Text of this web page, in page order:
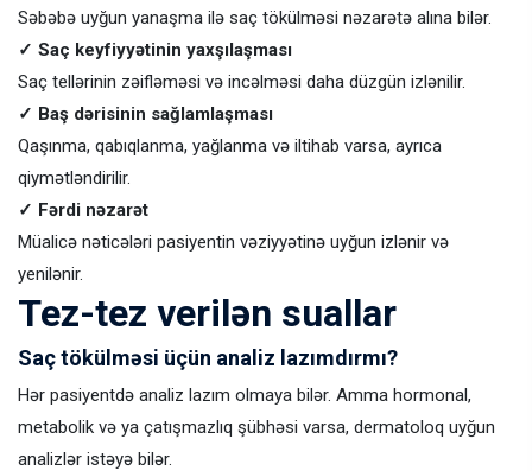
Səbəbə uyğun yanaşma ilə saç tökülməsi nəzarətə alına bilər.
✓ Saç keyfiyyətinin yaxşılaşması
Saç tellərinin zəifləməsi və incəlməsi daha düzgün izlənilir.
✓ Baş dərisinin sağlamlaşması
Qaşınma, qabıqlanma, yağlanma və iltihab varsa, ayrıca
qiymətləndirilir.
✓ Fərdi nəzarət
Müalicə nəticələri pasiyentin vəziyyətinə uyğun izlənir və
yenilənir.
Tez-tez verilən suallar
Saç tökülməsi üçün analiz lazımdırmı?
Hər pasiyentdə analiz lazım olmaya bilər. Amma hormonal,
metabolik və ya çatışmazlıq şübhəsi varsa, dermatoloq uyğun
analizlər istəyə bilər.